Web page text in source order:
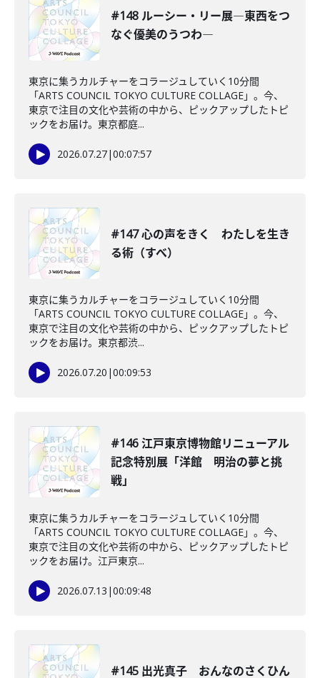
#148 ルーシー・リー展―東西をつ
なぐ優美のうつわ―
東京に集うカルチャーをコラージュしていく10分間
「ARTS COUNCIL TOKYO CULTURE COLLAGE」。今、
東京で注目の文化や芸術の中から、ピックアップしたトピ
ックをお届け。東京都庭...
2026.07.27|00:07:57
#147 心の声をきく わたしを生き
る術（すべ）
東京に集うカルチャーをコラージュしていく10分間
「ARTS COUNCIL TOKYO CULTURE COLLAGE」。今、
東京で注目の文化や芸術の中から、ピックアップしたトピ
ックをお届け。東京都渋...
2026.07.20 |00:09:53
#146 江戸東京博物館リニューアル
記念特別展「洋館 明治の夢と挑
戦」
東京に集うカルチャーをコラージュしていく10分間
「ARTS COUNCIL TOKYO CULTURE COLLAGE」。今、
東京で注目の文化や芸術の中から、ピックアップしたトピ
ックをお届け。江戸東京...
2026.07.13 |00:09:48
#145 出光真子 おんなのさくひん